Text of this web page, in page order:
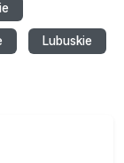
Lubuskie